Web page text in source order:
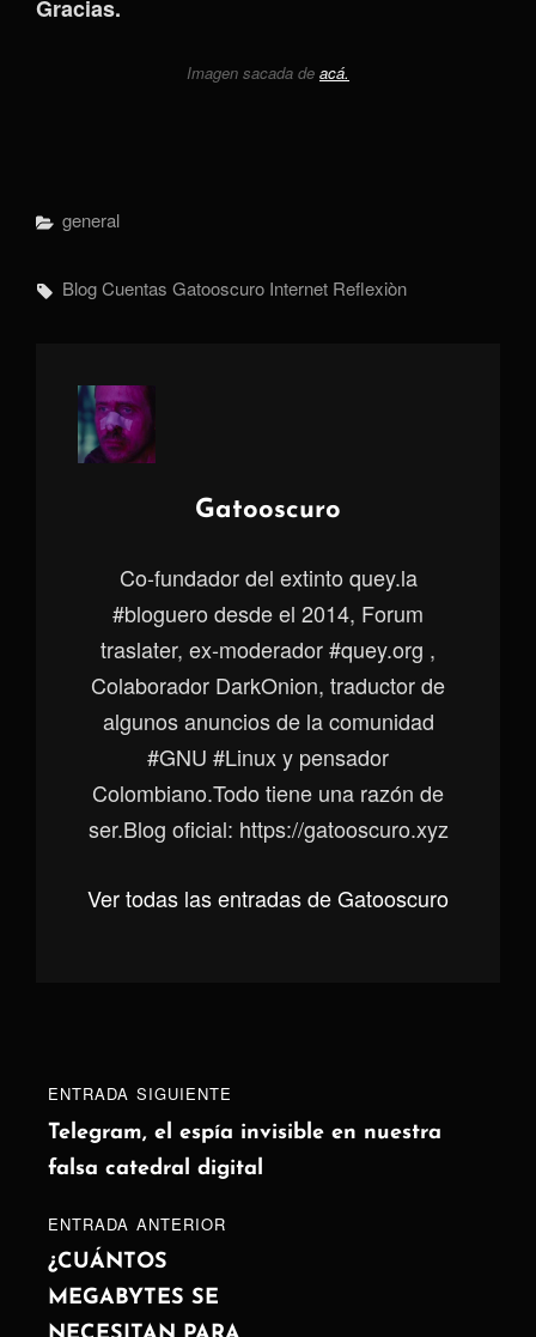
Gracias.
Imagen sacada de acá.
Categorías
General
Etiquetas,
BlogCuentas Gatooscuro Internet Reflexiòn
Autor:
Gatooscuro
Co-fundador del extinto quey.la
#bloguero desde el 2014, Forum
traslater, ex-moderador #quey.org ,
Colaborador DarkOnion, traductor de
algunos anuncios de la comunidad
#GNU #Linux y pensador
Colombiano.Todo tiene una razón de
ser.Blog oficial: https://gatooscuro.xyz
Ver todas las entradas de Gatooscuro
Navegación
de
entradas
ENTRADA
ANTERIOR
ENTRADA ANTERIOR
¿CUÁNTOS
MEGABYTES SE
Entrada
siguiente
ENTRADA SIGUIENTE
Telegram, el espía invisible en nuestra
falsa catedral digital